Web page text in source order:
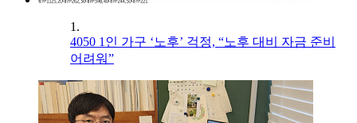
1.
4050 1인 가구 ‘노후’ 걱정, “노후 대비 자금 준비
어려워”